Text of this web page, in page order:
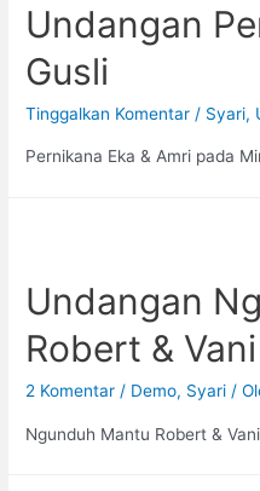
Undangan
Gusli
Tinggalkan Komentar / Syari,
Pernikana Eka & Amri pada
Undangan
Robert & Vani
2 Komentar / Demo, Syari /
Ngunduh Mantu Robert &